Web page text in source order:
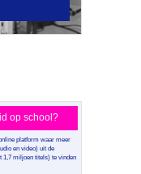
platform waar meer
en video) uit de
1,7 miljoen titels) te vinden
op school?